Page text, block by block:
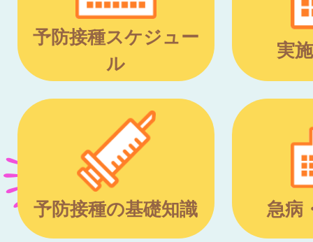
予防接種スケジュー
ル
実
予防接種の基礎知識 急病